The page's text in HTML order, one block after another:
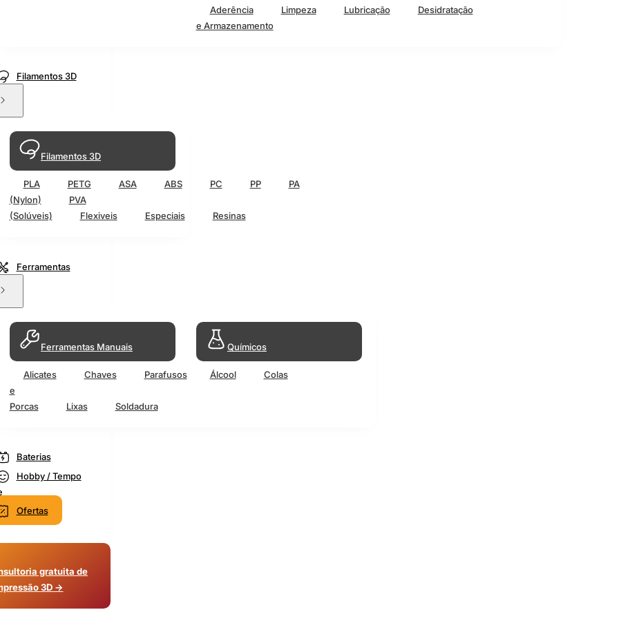
Aderência Limpeza Lubricação
Desidratação
e Armazenamento
Filamentos 3D
Filamentos 3D
PLA PETG ASA ABS PC PP
PA
(Nylon)
PVA
(Solúveis)
Flexiveis Especiais Resinas
Ferramentas
Ferramentas Manuais
Alicates Chaves
Parafusos
e
Porcas
Lixas Soldadura
Químicos
Álcool Colas
Baterias
Hobby / Tempo
Ofertas
gratuita de
3D →